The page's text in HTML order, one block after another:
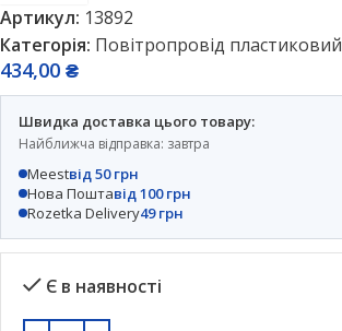
Артикул: 13892
Категорія: Повітропровід пластиковий
434,00 ₴
Швидка доставка цього товару:
Найближча відправка: завтра
Meestвід 50 грн
Нова Поштавід 100 грн
Rozetka Delivery49 грн
Є в наявності